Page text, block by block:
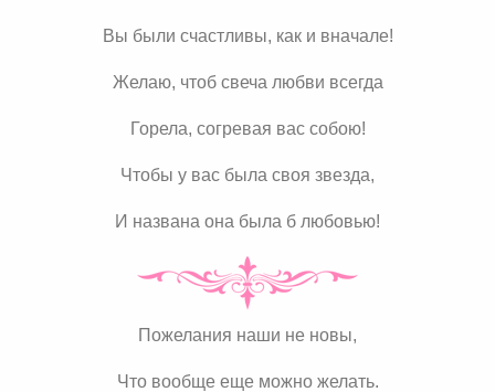
Вы были счастливы, как и вначале!
Желаю, чтоб свеча любви всегда
Горела, согревая вас собою!
Чтобы у вас была своя звезда,
И названа она была б любовью!
Пожелания наши не новы,
Что вообще еще можно желать.